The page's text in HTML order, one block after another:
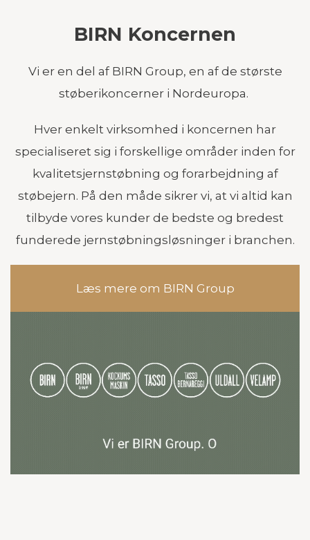
BIRN Koncernen
Vi er en del af BIRN Group, en af de største
støberikoncerner i Nordeuropa.
Hver enkelt virksomhed i koncernen har
specialiseret sig i forskellige områder inden for
kvalitetsjernstøbning og forarbejdning af
støbejern. På den måde sikrer vi, at vi altid kan
tilbyde vores kunder de bedste og bredest
funderede jernstøbningsløsninger i branchen.
Læs mere om BIRN Group